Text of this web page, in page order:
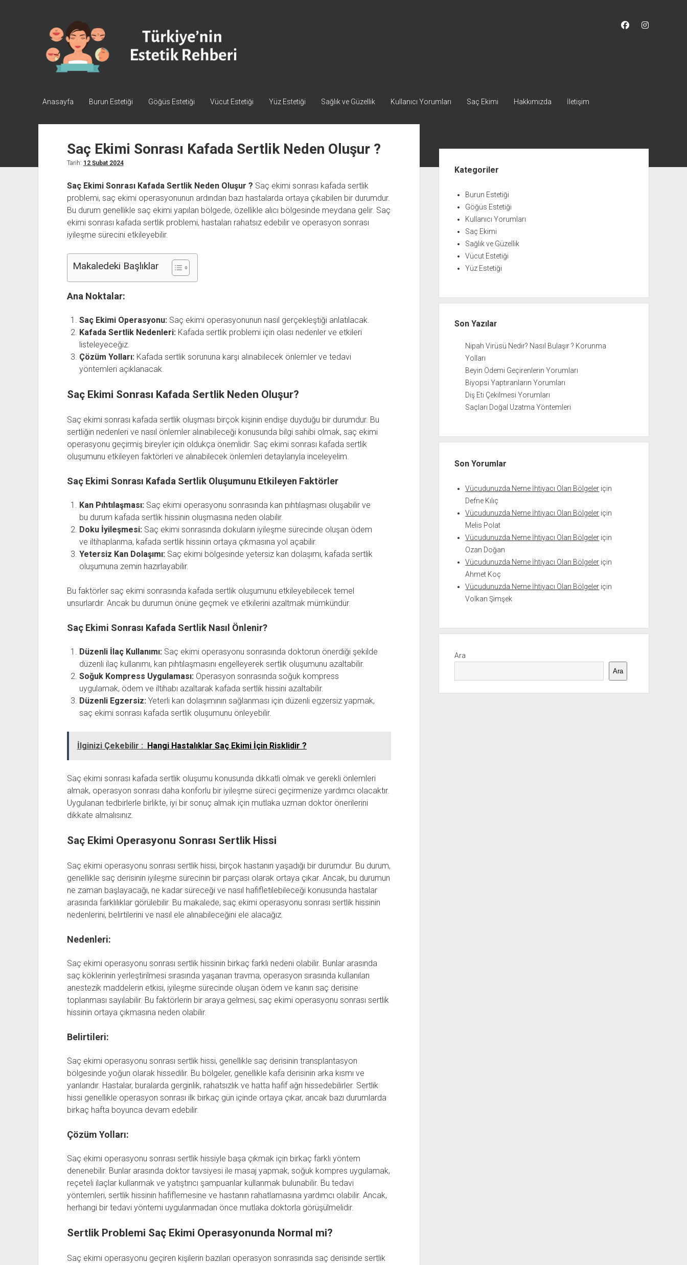
Türkiye'nin
Estetik
Rehberi
facebookinstagram
Anasayfa Burun Estetiği Göğüs Estetiği Vücut Estetiği Yüz Estetiği Sağlık ve Güzellik Kullanıcı Yorumları Saç Ekimi Hakkımızda İletişim
Saç Ekimi Sonrası Kafada Sertlik Neden Oluşur ?
Tarih: 12 Şubat 2024
Saç Ekimi Sonrası Kafada Sertlik Neden Oluşur ? Saç ekimi sonrası kafada sertlik
problemi, saç ekimi operasyonunun ardından bazı hastalarda ortaya çıkabilen bir durumdur.
Bu durum genellikle saç ekimi yapılan bölgede, özellikle alıcı bölgesinde meydana gelir. Saç
ekimi sonrası kafada sertlik problemi, hastaları rahatsız edebilir ve operasyon sonrası
iyileşme sürecini etkileyebilir.
Makaledeki Başlıklar
Ana Noktalar:
Saç Ekimi Operasyonu:Saç ekimi operasyonunun nasıl gerçekleştiği anlatılacak.
Kafada Sertlik Nedenleri:Kafada sertlik problemi için olası nedenler ve etkileri
listeleyeceğiz.
Çözüm Yolları:Kafada sertlik sorununa karşı alınabilecek önlemler ve tedavi
yöntemleri açıklanacak.
Saç Ekimi Sonrası Kafada Sertlik Neden Oluşur?
Saç ekimi sonrası kafada sertlik oluşması birçok kişinin endişe duyduğu bir durumdur. Bu
sertliğin nedenleri ve nasıl önlemler alınabileceği konusunda bilgi sahibi olmak, saç ekimi
operasyonu geçirmiş bireyler için oldukça önemlidir. Saç ekimi sonrası kafada sertlik
oluşumunu etkileyen faktörleri ve alınabilecek önlemleri detaylarıyla inceleyelim.
Saç Ekimi Sonrası Kafada Sertlik Oluşumunu Etkileyen Faktörler
Kan Pıhtılaşması:Saç ekimi operasyonu sonrasında kan pıhtılaşması oluşabilir ve
bu durum kafada sertlik hissinin oluşmasına neden olabilir.
Doku İyileşmesi:Saç ekimi sonrasında dokuların iyileşme sürecinde oluşan ödem
ve iltihaplanma, kafada sertlik hissinin ortaya çıkmasına yol açabilir.
Yetersiz Kan Dolaşımı:Saç ekimi bölgesinde yetersiz kan dolaşımı, kafada sertlik
oluşumuna zemin hazırlayabilir.
Bu faktörler saç ekimi sonrasında kafada sertlik oluşumunu etkileyebilecek temel
unsurlardır. Ancak bu durumun önüne geçmek ve etkilerini azaltmak mümkündür.
Saç Ekimi Sonrası Kafada Sertlik Nasıl Önlenir?
Düzenli İlaç Kullanımı:Saç ekimi operasyonu sonrasında doktorun önerdiği şekilde
düzenli ilaç kullanımı, kan pıhtılaşmasını engelleyerek sertlik oluşumunu azaltabilir.
Soğuk Kompress Uygulaması:Operasyon sonrasında soğuk kompress
uygulamak, ödem ve iltihabı azaltarak kafada sertlik hissini azaltabilir.
Düzenli Egzersiz:Yeterli kan dolaşımının sağlanması için düzenli egzersiz yapmak,
saç ekimi sonrası kafada sertlik oluşumunu önleyebilir.
İlginizi Çekebilir : Hangi Hastalıklar Saç Ekimi İçin Risklidir ?
Saç ekimi sonrası kafada sertlik oluşumu konusunda dikkatli olmak ve gerekli önlemleri
almak, operasyon sonrası daha konforlu bir iyileşme süreci geçirmenize yardımcı olacaktır.
Uygulanan tedbirlerle birlikte, iyi bir sonuç almak için mutlaka uzman doktor önerilerini
dikkate almalısınız.
Saç Ekimi Operasyonu Sonrası Sertlik Hissi
Saç ekimi operasyonu sonrası sertlik hissi, birçok hastanın yaşadığı bir durumdur. Bu durum,
genellikle saç derisinin iyileşme sürecinin bir parçası olarak ortaya çıkar. Ancak, bu durumun
ne zaman başlayacağı, ne kadar süreceği ve nasıl hafifletilebileceği konusunda hastalar
arasında farklılıklar görülebilir. Bu makalede, saç ekimi operasyonu sonrası sertlik hissinin
nedenlerini, belirtilerini ve nasıl ele alınabileceğini ele alacağız.
Nedenleri:
Saç ekimi operasyonu sonrası sertlik hissinin birkaç farklı nedeni olabilir. Bunlar arasında
saç köklerinin yerleştirilmesi sırasında yaşanan travma, operasyon sırasında kullanılan
anestezik maddelerin etkisi, iyileşme sürecinde oluşan ödem ve kanın saç derisine
toplanması sayılabilir. Bu faktörlerin bir araya gelmesi, saç ekimi operasyonu sonrası sertlik
hissinin ortaya çıkmasına neden olabilir.
Belirtileri:
Saç ekimi operasyonu sonrası sertlik hissi, genellikle saç derisinin transplantasyon
bölgesinde yoğun olarak hissedilir. Bu bölgeler, genellikle kafa derisinin arka kısmı ve
yanlarıdır. Hastalar, buralarda gerginlik, rahatsızlık ve hatta hafif ağrı hissedebilirler. Sertlik
hissi genellikle operasyon sonrası ilk birkaç gün içinde ortaya çıkar, ancak bazı durumlarda
birkaç hafta boyunca devam edebilir.
Çözüm Yolları:
Saç ekimi operasyonu sonrası sertlik hissiyle başa çıkmak için birkaç farklı yöntem
denenebilir. Bunlar arasında doktor tavsiyesi ile masaj yapmak, soğuk kompres uygulamak,
reçeteli ilaçlar kullanmak ve yatıştırıcı şampuanlar kullanmak bulunabilir. Bu tedavi
yöntemleri, sertlik hissinin hafiflemesine ve hastanın rahatlamasına yardımcı olabilir. Ancak,
herhangi bir tedavi yöntemi uygulanmadan önce mutlaka doktorla görüşülmelidir.
Sertlik Problemi Saç Ekimi Operasyonunda Normal mi?
Saç ekimi operasyonu geçiren kişilerin bazıları operasyon sonrasında saç derisinde sertlik
MenüKategoriler
Burun Estetiği
Göğüs Estetiği
Kullanıcı Yorumları
Saç Ekimi
Sağlık ve Güzellik
Vücut Estetiği
Yüz Estetiği
Son Yazılar
Nipah Virüsü Nedir? Nasıl Bulaşır ? Korunma
Yolları
Beyin Ödemi Geçirenlerin Yorumları
Biyopsi Yaptıranların Yorumları
Diş Eti Çekilmesi Yorumları
Saçları Doğal Uzatma Yöntemleri
Son Yorumlar
Vücudunuzda Neme İhtiyacı Olan Bölgeler için
Defne Kılıç
Vücudunuzda Neme İhtiyacı Olan Bölgeler için
Melis Polat
Vücudunuzda Neme İhtiyacı Olan Bölgeler için
Ozan Doğan
Vücudunuzda Neme İhtiyacı Olan Bölgeler için
Ahmet Koç
Vücudunuzda Neme İhtiyacı Olan Bölgeler için
Volkan Şimşek
Ara
Ara